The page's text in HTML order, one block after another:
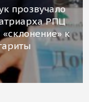
прозвучало
РПЦ
к